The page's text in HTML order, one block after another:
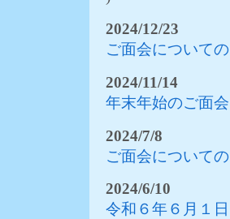
2024/12/23
ご面会について
2024/11/14
年末年始のご面
2024/7/8
ご面会について
2024/6/10
令和６年６月１